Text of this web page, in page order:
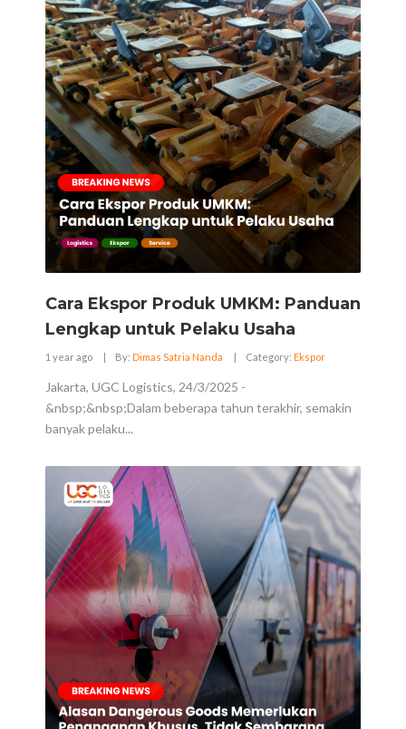
Cara Ekspor Produk UMKM: Panduan
Lengkap untuk Pelaku Usaha
1 year ago | By: Dimas Satria Nanda | Category: Ekspor
Jakarta, UGC Logistics, 24/3/2025 -
&nbsp;&nbsp;Dalam beberapa tahun terakhir, semakin
banyak pelaku...